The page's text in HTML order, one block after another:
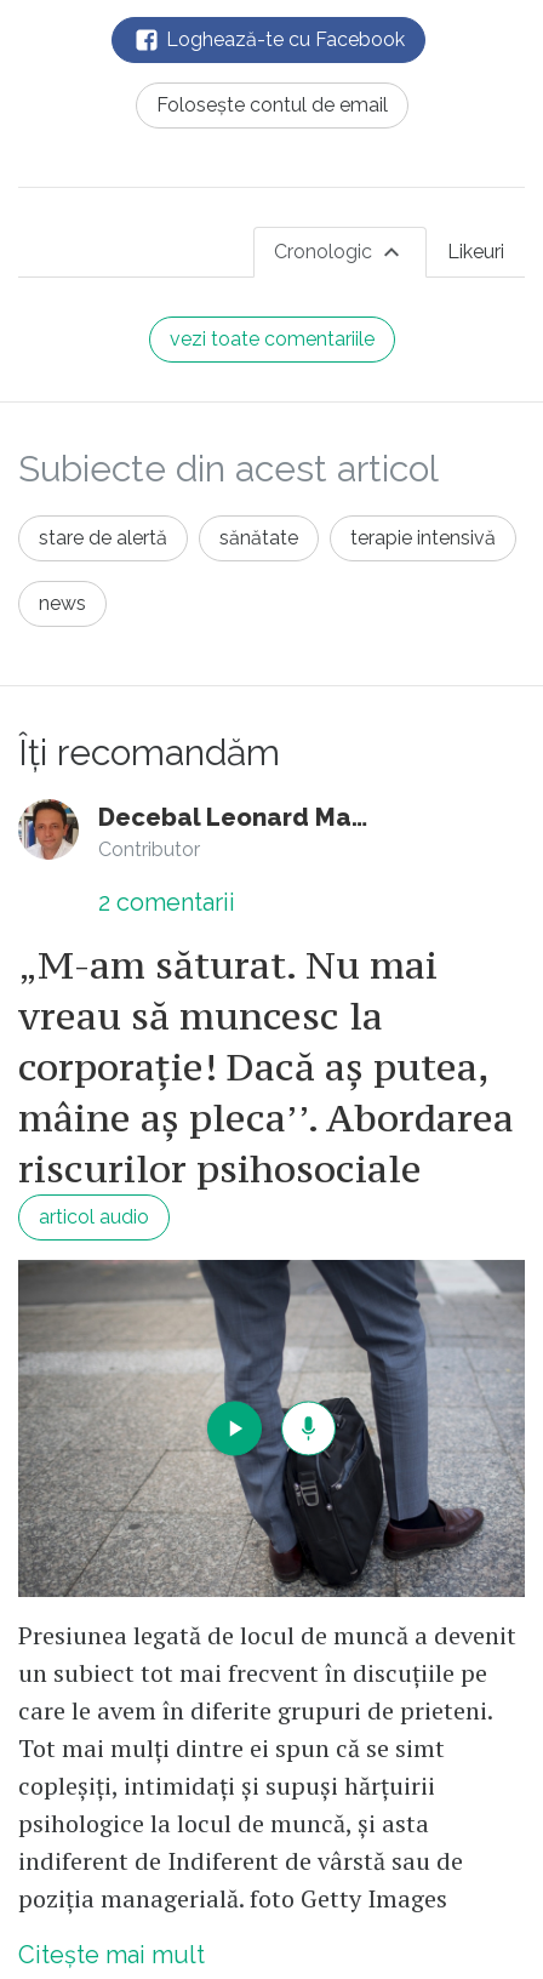
Loghează-te cu Facebook
Folosește contul de email
Likeuri
Cronologic
vezi toate comentariile
Subiecte din acest articol
stare de alertă sănătate terapie intensivă
news
Îți recomandăm
Decebal Leonard Marin
Contributor
2 comentarii
„M-am săturat. Nu mai
vreau să muncesc la
corporație! Dacă aș putea,
mâine aș pleca’’. Abordarea
riscurilor psihosociale
articol audio
Presiunea legată de locul de muncă a devenit
un subiect tot mai frecvent în discuțiile pe
care le avem în diferite grupuri de prieteni.
Tot mai mulți dintre ei spun că se simt
copleșiți, intimidați și supuși hărțuirii
psihologice la locul de muncă, și asta
indiferent de Indiferent de vârstă sau de
poziția managerială. foto Getty Images
Citește mai mult